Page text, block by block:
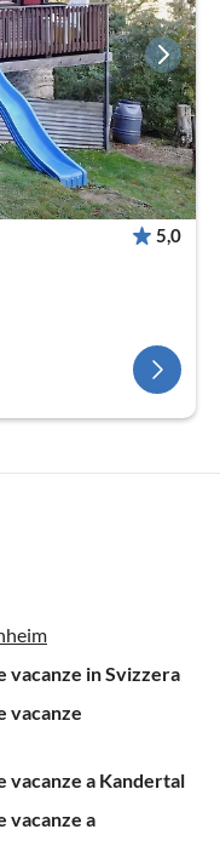
5,0
vacanze in Svizzera
vacanze
vacanze a Kandertal
vacanze a